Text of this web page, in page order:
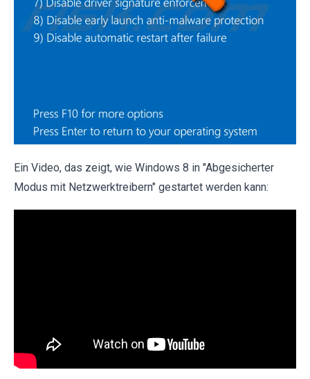
Ein Video, das zeigt, wie Windows 8 in "Abgesicherter
Modus mit Netzwerktreibern" gestartet werden kann: